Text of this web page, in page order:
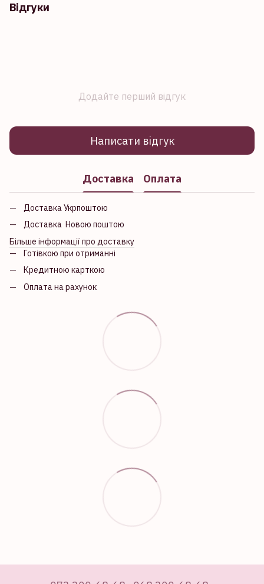
Відгуки
Додайте перший відгук
Написати відгук
Доставка Оплата
Доставка Укрпоштою
Доставка Новою поштою
Більше інформації про доставку
Готівкою при отриманні
Кредитною карткою
Оплата на рахунок